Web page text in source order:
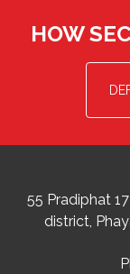
HOW
55 Pradiphat
district